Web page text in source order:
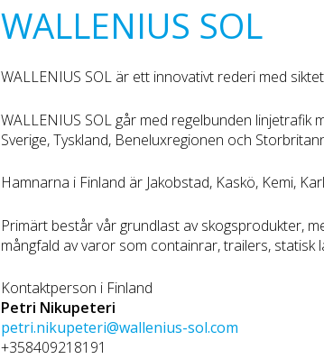
WALLENIUS SOL
WALLENIUS SOL är ett innovativt rederi med
WALLENIUS SOL går med regelbunden
Sverige, Tyskland, Beneluxregionen och
Hamnarna i Finland är Jakobstad, Kaskö, Kemi,
Primärt består vår grundlast av skogsprodukter,
mångfald av varor som containrar, trailers, statisk
Kontaktperson i Finland
Petri Nikupeteri
petri.nikupeteri@wallenius-sol.com
+358409218191